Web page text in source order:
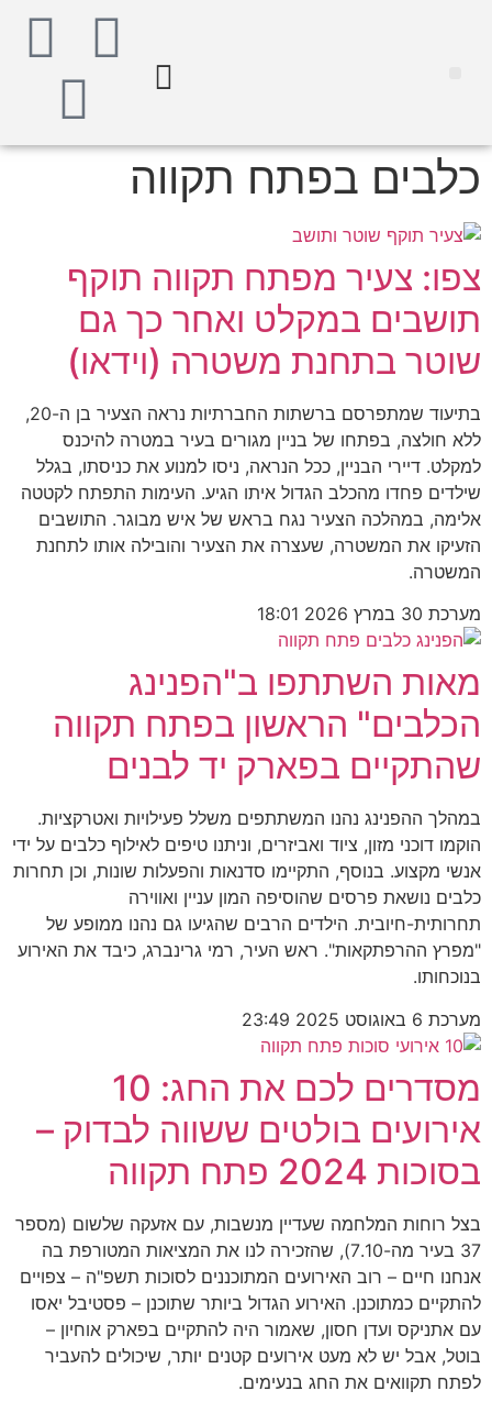
כלבים בפתח תקווה
צפו: צעיר מפתח תקווה תוקף
תושבים במקלט ואחר כך גם
שוטר בתחנת משטרה (וידאו)
בתיעוד שמתפרסם ברשתות החברתיות נראה הצעיר בן ה-20,
ללא חולצה, בפתחו של בניין מגורים בעיר במטרה להיכנס
למקלט. דיירי הבניין, ככל הנראה, ניסו למנוע את כניסתו, בגלל
שילדים פחדו מהכלב הגדול איתו הגיע. העימות התפתח לקטטה
אלימה, במהלכה הצעיר נגח בראש של איש מבוגר. התושבים
הזעיקו את המשטרה, שעצרה את הצעיר והובילה אותו לתחנת
המשטרה.
מערכת 30 במרץ 2026 18:01
מאות השתתפו ב"הפנינג
הכלבים" הראשון בפתח תקווה
שהתקיים בפארק יד לבנים
במהלך ההפנינג נהנו המשתתפים משלל פעילויות ואטרקציות.
הוקמו דוכני מזון, ציוד ואביזרים, וניתנו טיפים לאילוף כלבים על ידי
אנשי מקצוע. בנוסף, התקיימו סדנאות והפעלות שונות, וכן תחרות
כלבים נושאת פרסים שהוסיפה המון עניין ואווירה
תחרותית-חיובית. הילדים הרבים שהגיעו גם נהנו ממופע של
"מפרץ ההרפתקאות". ראש העיר, רמי גרינברג, כיבד את האירוע
בנוכחותו.
מערכת 6 באוגוסט 2025 23:49
מסדרים לכם את החג: 10
אירועים בולטים ששווה לבדוק –
בסוכות 2024 פתח תקווה
בצל רוחות המלחמה שעדיין מנשבות, עם אזעקה שלשום (מספר
37 בעיר מה-7.10), שהזכירה לנו את המציאות המטורפת בה
אנחנו חיים – רוב האירועים המתוכננים לסוכות תשפ"ה – צפויים
להתקיים כמתוכנן. האירוע הגדול ביותר שתוכנן – פסטיבל יאסו
עם אתניקס ועדן חסון, שאמור היה להתקיים בפארק אוחיון –
בוטל, אבל יש לא מעט אירועים קטנים יותר, שיכולים להעביר
לפתח תקוואים את החג בנעימים.